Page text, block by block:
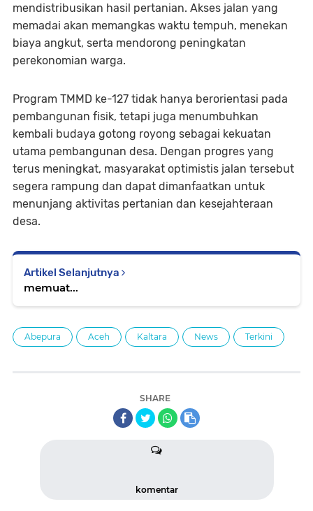
mendistribusikan hasil pertanian. Akses jalan yang
memadai akan memangkas waktu tempuh, menekan
biaya angkut, serta mendorong peningkatan
perekonomian warga.
Program TMMD ke-127 tidak hanya berorientasi pada
pembangunan fisik, tetapi juga menumbuhkan
kembali budaya gotong royong sebagai kekuatan
utama pembangunan desa. Dengan progres yang
terus meningkat, masyarakat optimistis jalan tersebut
segera rampung dan dapat dimanfaatkan untuk
menunjang aktivitas pertanian dan kesejahteraan
desa.
Artikel Selanjutnya
memuat...
Abepura Aceh Kaltara News Terkini
SHARE
komentar